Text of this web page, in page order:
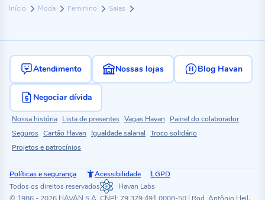
Início Moda Feminino Saias
Atendimento Nossas lojas Blog Havan
Negociar dívida
Nossa história Lista de presentes Vagas Havan
Painel do colaborador
Seguros Cartão Havan Igualdade salarial Troco solidário
Projetos e patrocínios
Políticas e segurança Acessibilidade
LGPD
Todos os direitos reservados
Havan Labs